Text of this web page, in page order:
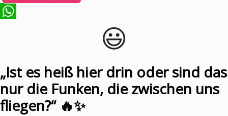
😃️
„Ist es heiß hier drin oder sind das
nur die Funken, die zwischen uns
fliegen?“ 🔥✨